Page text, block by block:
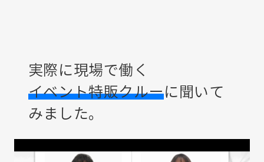
実際に現場で働く
イベント特販クルーに 聞いて
みました。